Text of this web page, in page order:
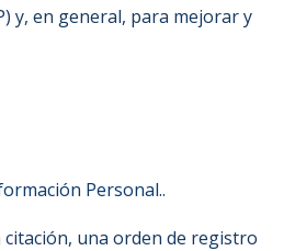
y, en general, para mejorar y
Personal..
una orden de registro